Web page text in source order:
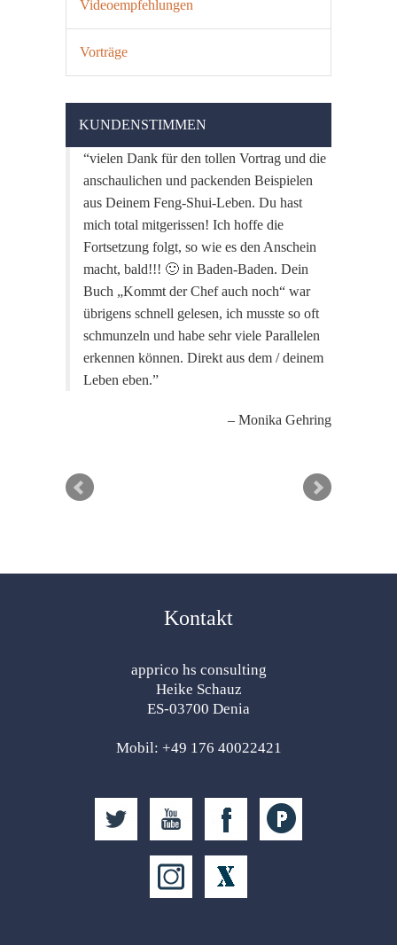
Videoempfehlungen
Vorträge
KUNDENSTIMMEN
vielen Dank für den tollen Vortrag und die
anschaulichen und packenden Beispielen
aus Deinem Feng-Shui-Leben. Du hast
mich total mitgerissen! Ich hoffe die
Fortsetzung folgt, so wie es den Anschein
macht, bald!!! 🙂 in Baden-Baden. Dein
Buch „Kommt der Chef auch noch“ war
übrigens schnell gelesen, ich musste so oft
schmunzeln und habe sehr viele Parallelen
erkennen können. Direkt aus dem / deinem
Leben eben.
Monika Gehring
Kontakt
apprico hs consulting
Heike Schauz
ES-03700 Denia
Mobil: +49 176 40022421